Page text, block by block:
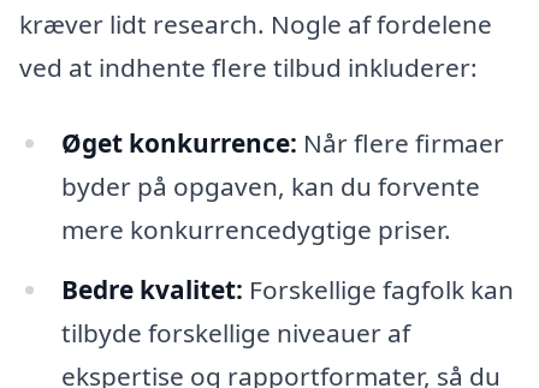
kræver lidt research. Nogle af fordelene
ved at indhente flere tilbud inkluderer:
Øget konkurrence: Når flere firmaer
byder på opgaven, kan du forvente
mere konkurrencedygtige priser.
Bedre kvalitet: Forskellige fagfolk kan
tilbyde forskellige niveauer af
ekspertise og rapportformater, så du